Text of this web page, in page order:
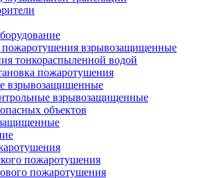
взрывозащищенные
тонкораспыленной водой
пожаротушения
взрывозащищенные
взрывозащищенные
объектов
пожаротушения
пожаротушения